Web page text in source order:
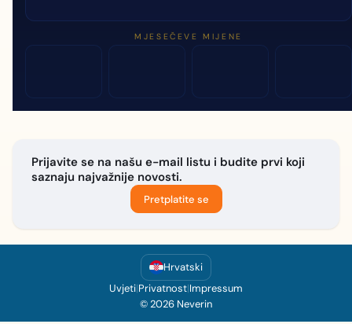
MJESEČEVE MIJENE
Prijavite se na našu e-mail listu i budite prvi koji
saznaju najvažnije novosti.
Pretplatite se
Hrvatski
Uvjeti|Privatnost|Impressum
© 2026 Neverin